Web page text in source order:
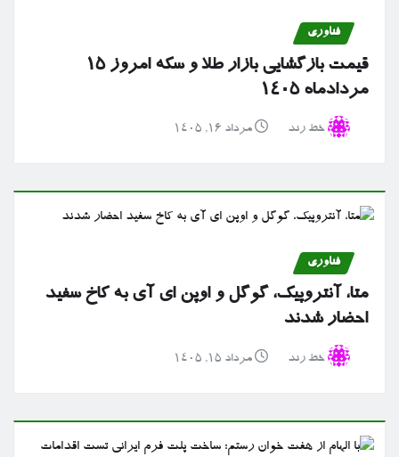
فناوری
قیمت بازگشایی بازار طلا و سکه امروز ۱۵
مردادماه ۱۴۰۵
خط رند مرداد ۱۶, ۱۴۰۵
فناوری
متا، آنتروپیک، گوگل و اوپن ای آی به کاخ سفید
احضار شدند
خط رند مرداد ۱۵, ۱۴۰۵